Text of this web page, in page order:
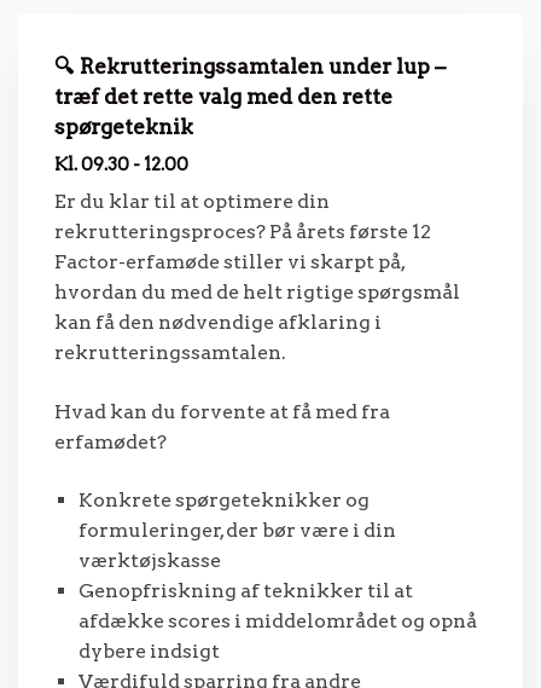
🔍 Rekrutteringssamtalen under lup –
træf det rette valg med den rette
spørgeteknik
Kl. 09.30 - 12.00
Er du klar til at optimere din
rekrutteringsproces? På årets første 12
Factor-erfamøde stiller vi skarpt på,
hvordan du med de helt rigtige spørgsmål
kan få den nødvendige afklaring i
rekrutteringssamtalen.
Hvad kan du forvente at få med fra
erfamødet?
Konkrete spørgeteknikker og
formuleringer, der bør være i din
værktøjskasse
Genopfriskning af teknikker til at
afdække scores i middelområdet og opnå
dybere indsigt
Værdifuld sparring fra andre